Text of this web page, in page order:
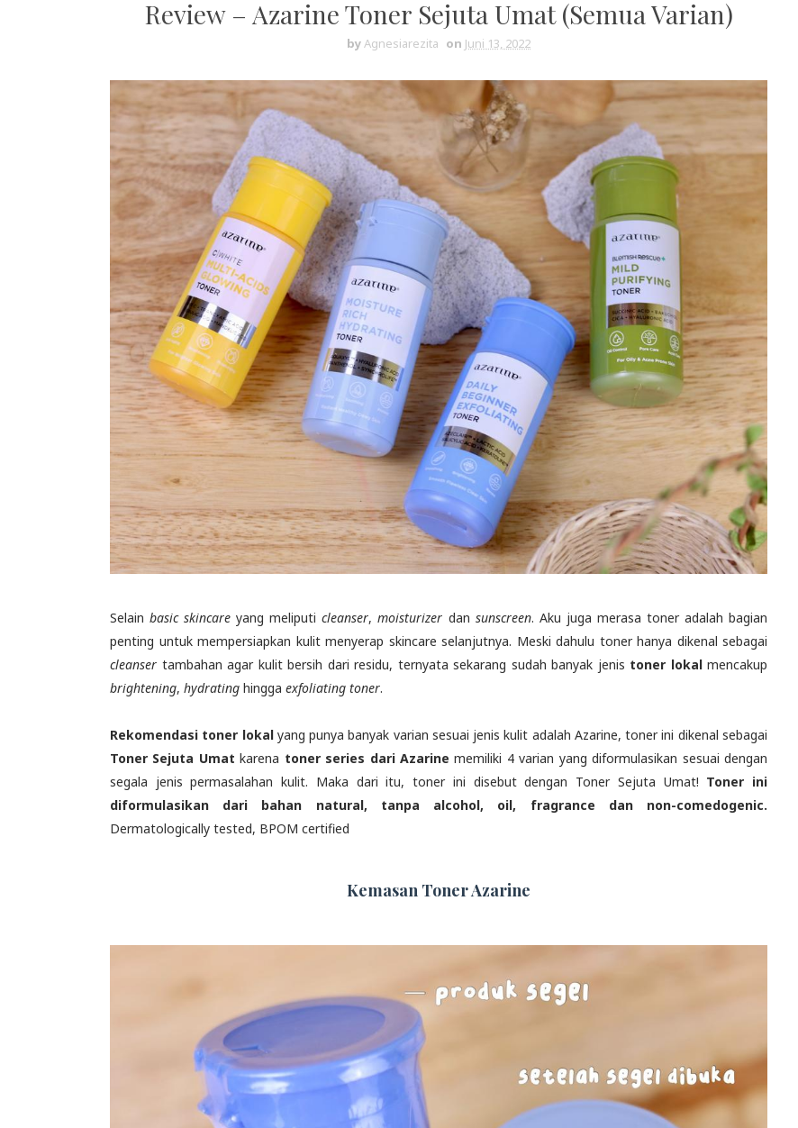
Review – Azarine Toner Sejuta Umat (Semua Varian)
byAgnesiarezita on Juni 13, 2022
Selainbasic skincare yang meliputicleanser,moisturizer dan sunscreen. Aku juga merasa toner adalah bagian
penting untuk mempersiapkan kulit menyerap skincare selanjutnya. Meski dahulu toner hanya dikenal sebagai
cleanser tambahan agar kulit bersih dari residu, ternyata sekarang sudah banyak jenis toner lokal mencakup
brightening, hydrating hingga exfoliating toner.
Rekomendasi toner lokalyang punya banyak varian sesuai jenis kulit adalah Azarine, toner ini dikenal sebagai
Toner Sejuta Umat karena toner series dari Azarinememiliki 4 varian yang diformulasikan sesuai dengan
segala jenis permasalahan kulit. Maka dari itu, toner ini disebut dengan Toner Sejuta Umat! Toner ini
diformulasikan dari bahan natural, tanpa alcohol, oil, fragrance dan non-comedogenic.
Dermatologically tested, BPOM certified
Kemasan Toner Azarine